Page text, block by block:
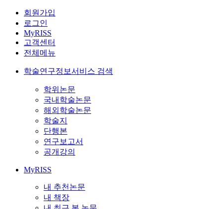
회원가입
로그인
MyRISS
고객센터
전체메뉴
학술연구정보서비스 검색
학위논문
국내학술논문
해외학술논문
학술지
단행본
연구보고서
공개강의
MyRISS
내 추천논문
내 책장